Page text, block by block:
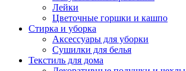
Лейки
Цветочные горшки и кашпо
Стирка и уборка
Аксессуары для уборки
Сушилки для белья
Текстиль для дома